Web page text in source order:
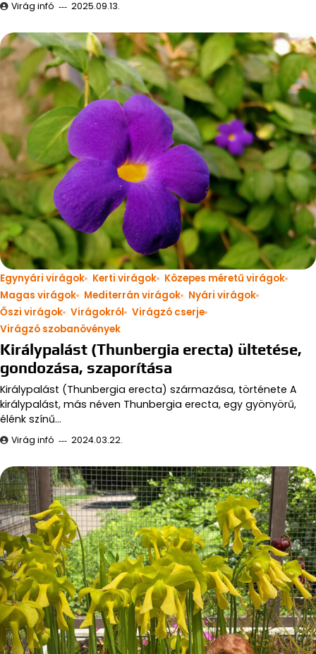
Virág infó 2025.09.13.
Egynyári virágok Kerti virágok
Közepes méretű virágok
Magas virágok
Mediterrán virágok
Nyári virágok
Őszi virágok Virágokról
Virágzó cserje
Virágzó szobanövények
Királypalást (Thunbergia erecta) ültetése,
gondozása, szaporítása
Királypalást (Thunbergia erecta) származása, története A
királypalást, más néven Thunbergia erecta, egy gyönyörű,
élénk színű…
Virág infó 2024.03.22.